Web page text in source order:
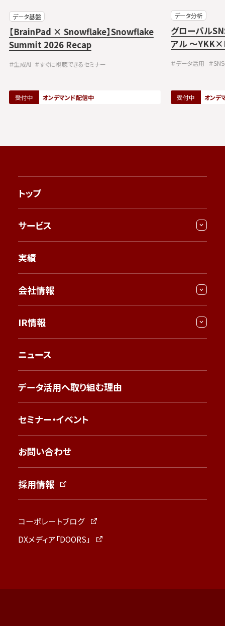
データ基盤
【BrainPad × Snowflake】Snowflake
Summit 2026 Recap
＃生成AI ＃すぐに視聴できるセミナー
受付中 オンデマンド配信中
データ分析
グローバル
アル ～
＃データ活用 ＃
受付中 オンデ
トップ
サービス
実績
会社情報
IR情報
ニュース
データ活用へ取り組む理由
セミナー・イベント
お問い合わせ
採用情報
コーポレートブログ
DXメディア「DOORS」